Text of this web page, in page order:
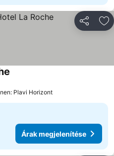
Plavi Horizont
Árak megjelenítése